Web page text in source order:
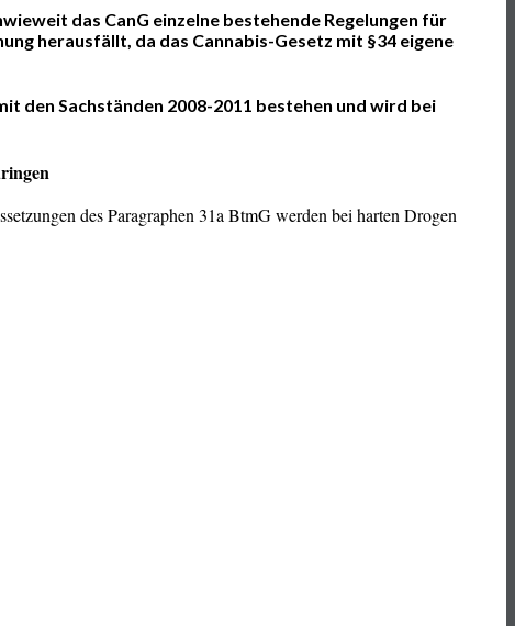
das CanG einzelne bestehende Regelungen für
herausfällt, da das Cannabis-Gesetz mit §34 eigene
den Sachständen 2008-2011 bestehen und wird bei
des Paragraphen 31a BtmG werden bei harten Drogen